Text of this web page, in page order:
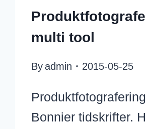
multi tool
Byadmin 2015-05-25
Bonnier tidskrifter.